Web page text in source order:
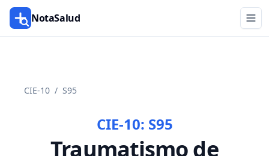
NotaSalud
CIE-10 / S95
CIE-10: S95
Traumatismo de